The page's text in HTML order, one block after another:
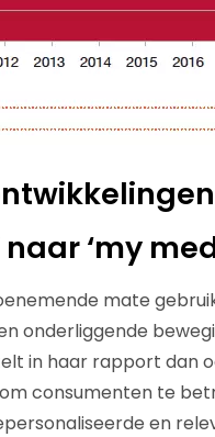
‘my
mate
onderliggende
in haar rapport dan
consumenten te
en